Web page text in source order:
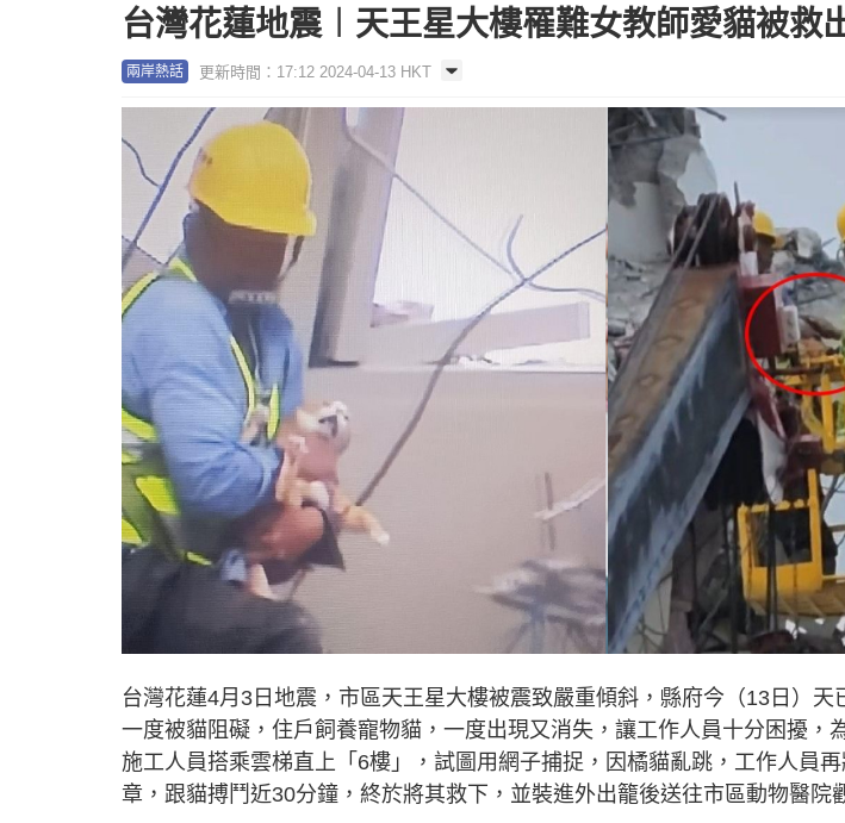
台灣花蓮地震︱天王星大樓罹難女教師愛貓被救
兩岸熱話 更新時間：17:12 2024-04-13 HKT
台灣花蓮4月3日地震，市區天王星大樓被震致嚴重傾斜，縣府今（13日）天
一度被貓阻礙，住戶飼養寵物貓，一度出現又消失，讓工作人員十分困擾，
施工人員搭乘雲梯直上「6樓」，試圖用網子捕捉，因橘貓亂跳，工作人員
章，跟貓搏鬥近30分鐘，終於將其救下，並裝進外出籠後送往市區動物醫院